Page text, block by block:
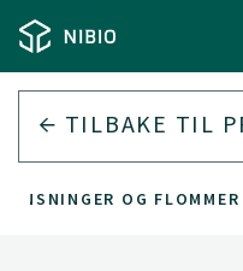
TILBAKE TIL
OG